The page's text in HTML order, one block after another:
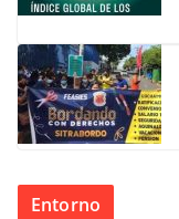
Entorno